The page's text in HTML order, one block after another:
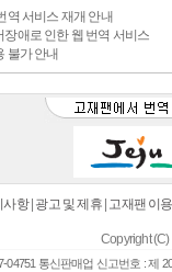
역 서비스 재개 안내
장애로 인한 웹 번역 서비스
불가 안내
사항| 광고 및 제휴| 고재팬 이
Copyright (C)
04751 통신판매업 신고번호 : 제